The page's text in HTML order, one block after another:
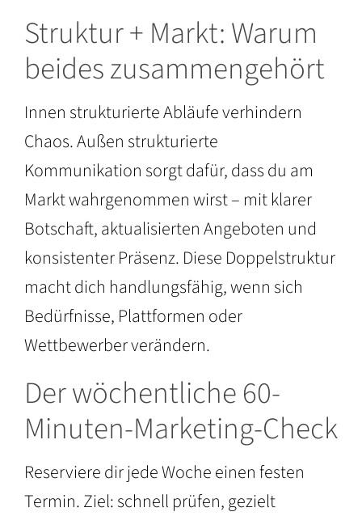
Struktur + Markt: Warum
beides zusammengehört
Innen strukturierte Abläufe verhindern
Chaos. Außen strukturierte
Kommunikation sorgt dafür, dass du am
Markt wahrgenommen wirst – mit klarer
Botschaft, aktualisierten Angeboten und
konsistenter Präsenz. Diese Doppelstruktur
macht dich handlungsfähig, wenn sich
Bedürfnisse, Plattformen oder
Wettbewerber verändern.
Der wöchentliche 60-
Minuten-Marketing-Check
Reserviere dir jede Woche einen festen
Termin. Ziel: schnell prüfen, gezielt